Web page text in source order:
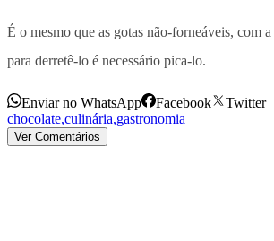
É o mesmo que as gotas não-forneáveis, com
para derretê-lo é necessário pica-lo.
Enviar no WhatsApp Facebook
Twitter
chocolate,culinária,gastronomia
Ver Comentários